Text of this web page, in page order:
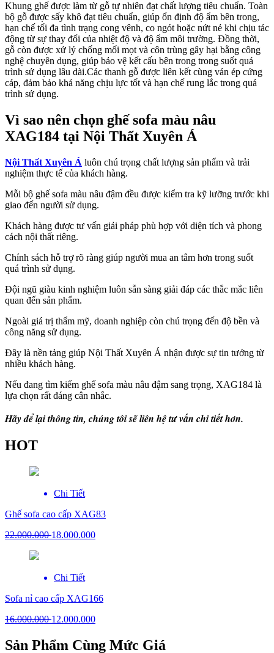
Khung ghế được làm từ gỗ tự nhiên đạt chất lượng tiêu chuẩn. Toàn
bộ gỗ được sấy khô đạt tiêu chuẩn, giúp ổn định độ ẩm bên trong,
hạn chế tối đa tình trạng cong vênh, co ngót hoặc nứt nẻ khi chịu tác
động từ sự thay đổi của nhiệt độ và độ ẩm môi trường. Đồng thời,
gỗ còn được xử lý chống mối mọt và côn trùng gây hại bằng công
nghệ chuyên dụng, giúp bảo vệ kết cấu bên trong trong suốt quá
trình sử dụng lâu dài.Các thanh gỗ được liên kết cùng ván ép cứng
cáp, đảm bảo khả năng chịu lực tốt và hạn chế rung lắc trong quá
trình sử dụng.
Vì sao nên chọn ghế sofa màu nâu
XAG184 tại Nội Thất Xuyên Á
Nội Thất Xuyên Á luôn chú trọng chất lượng sản phẩm và trải
nghiệm thực tế của khách hàng.
Mỗi bộ ghế sofa màu nâu đậm đều được kiểm tra kỹ lưỡng trước khi
giao đến người sử dụng.
Khách hàng được tư vấn giải pháp phù hợp với diện tích và phong
cách nội thất riêng.
Chính sách hỗ trợ rõ ràng giúp người mua an tâm hơn trong suốt
quá trình sử dụng.
Đội ngũ giàu kinh nghiệm luôn sẵn sàng giải đáp các thắc mắc liên
quan đến sản phẩm.
Ngoài giá trị thẩm mỹ, doanh nghiệp còn chú trọng đến độ bền và
công năng sử dụng.
Đây là nền tảng giúp Nội Thất Xuyên Á nhận được sự tin tưởng từ
nhiều khách hàng.
Nếu đang tìm kiếm ghế sofa màu nâu đậm sang trọng, XAG184 là
lựa chọn rất đáng cân nhắc.
Hãy để lại thông tin, chúng tôi sẽ liên hệ tư vấn chi tiết hơn.
HOT
Chi Tiết
Ghế sofa cao cấp XAG83
22.000.00018.000.000
Chi Tiết
Sofa nỉ cao cấp XAG166
16.000.00012.000.000
Sản Phẩm Cùng Mức Giá